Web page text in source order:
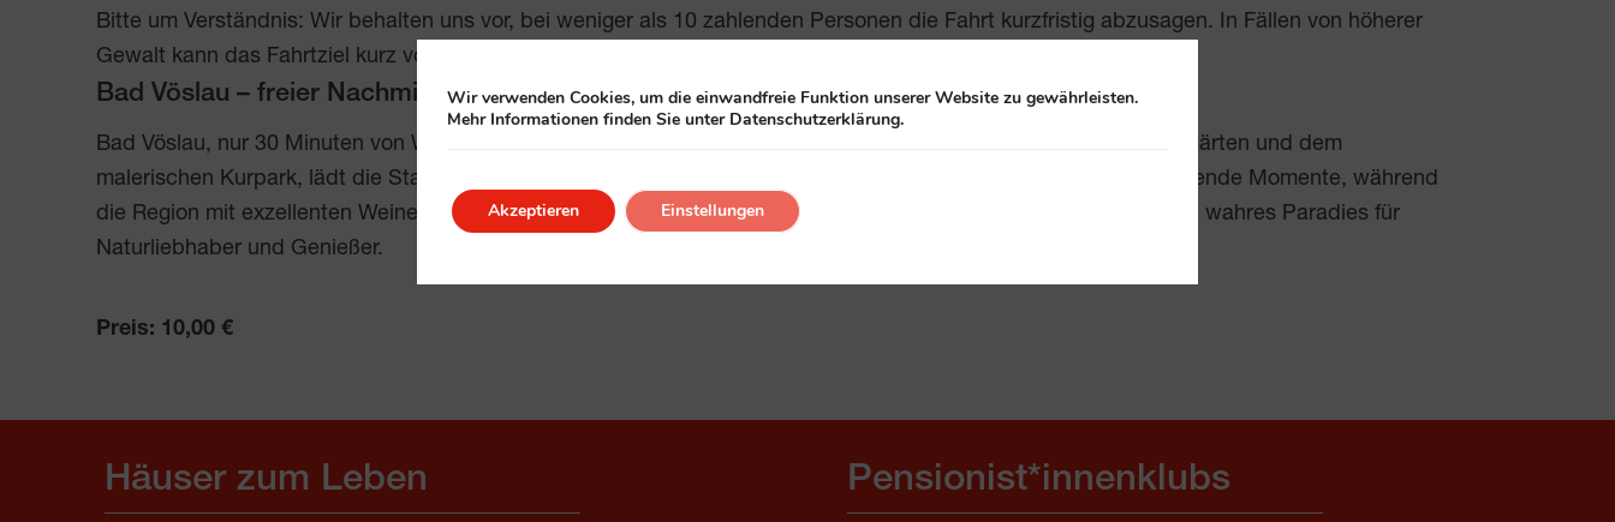
Bitte um Verständnis: Wir behalten uns vor, bei weniger als 10 zahlenden Personen die Fahrt kurzfristig abzusagen. In Fällen von höherer
Gewalt kann das Fahrtziel kurz vor Abfahrt geändert werden.
Bad Vöslau – freier Nachmittag
Bad Vöslau, nur 30 Minuten von Wien entfernt, ist der perfekte Ort für Erholung und Genuss. Umgeben von Weingärten und dem
malerischen Kurpark, lädt die Stadt zu Spaziergängen und Wanderungen ein. Die Thermalbäder bieten entspannende Momente, während
die Region mit exzellenten Weinen und regionaler Küche begeistert. Ideal für eine Auszeit inmitten der Natur – ein wahres Paradies für
Naturliebhaber und Genießer.
Preis: 10,00 €
Häuser zum Leben Pensionist*innenklubs
Wir verwenden Cookies, um die einwandfreie Funktion unserer Website zu gewährleisten.
Mehr Informationen finden Sie unter Datenschutzerklärung.
Akzeptieren Einstellungen